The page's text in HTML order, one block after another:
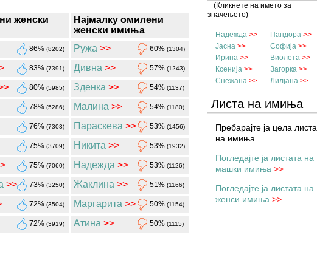
женски
Најмалку омилени
женски имиња
86% (8202) Ружа >> 60% (1304)
83% (7391) Дивна >> 57% (1243)
80% (5985) Зденка >> 54% (1137)
78% (5286) Малина >> 54% (1180)
76% (7303) Параскева >> 53% (1456)
75% (3709) Никита >> 53% (1932)
75% (7060) Надежда >> 53% (1126)
>> 73% (3250) Жаклина >> 51% (1166)
72% (3504) Маргарита >> 50% (1154)
72% (3919) Атина >> 50% (1115)
(Кликнете на името за
значењето)
Надежда >> Пандора >>
Јасна >> Софија >>
Ирина >> Виолета >>
Ксенија >> Загорка >>
Снежана >> Лилјана >>
Листа на имиња
Пребарајте ја цела листа
на имиња
Погледајте ја листата на
машки имиња >>
Погледајте ја листата на
женси имиња >>